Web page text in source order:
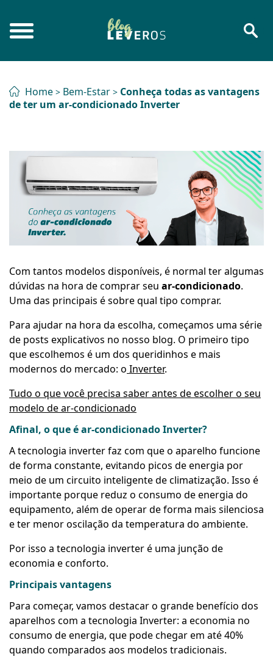
Home > Bem-Estar > Conheça todas as vantagens
de ter um ar-condicionado Inverter
Com tantos modelos disponíveis, é normal ter algumas
dúvidas na hora de comprar seu ar-condicionado.
Uma das principais é sobre qual tipo comprar.
Para ajudar na hora da escolha, começamos uma série
de posts explicativos no nosso blog. O primeiro tipo
que escolhemos é um dos queridinhos e mais
modernos do mercado: o Inverter.
Tudo o que você precisa saber antes de escolher o seu
modelo de ar-condicionado
Afinal, o que é ar-condicionado Inverter?
A tecnologia inverter faz com que o aparelho funcione
de forma constante, evitando picos de energia por
meio de um circuito inteligente de climatização. Isso é
importante porque reduz o consumo de energia do
equipamento, além de operar de forma mais silenciosa
e ter menor oscilação da temperatura do ambiente.
Por isso a tecnologia inverter é uma junção de
economia e conforto.
Principais vantagens
Para começar, vamos destacar o grande benefício dos
aparelhos com a tecnologia Inverter: a economia no
consumo de energia, que pode chegar em até 40%
quando comparados aos modelos tradicionais.